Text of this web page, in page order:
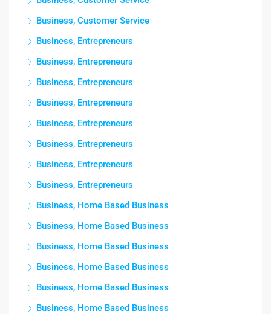
Business, Customer Service
Business, Entrepreneurs
Business, Entrepreneurs
Business, Entrepreneurs
Business, Entrepreneurs
Business, Entrepreneurs
Business, Entrepreneurs
Business, Entrepreneurs
Business, Entrepreneurs
Business, Home Based Business
Business, Home Based Business
Business, Home Based Business
Business, Home Based Business
Business, Home Based Business
Business, Home Based Business